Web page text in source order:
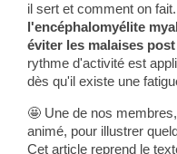
il sert et comment on fait.
l'encéphalomyélite
éviter les malaises
rythme d'activité est
dès qu'il existe une
🤩 Une de nos
animé, pour illustrer
Cet article reprend le